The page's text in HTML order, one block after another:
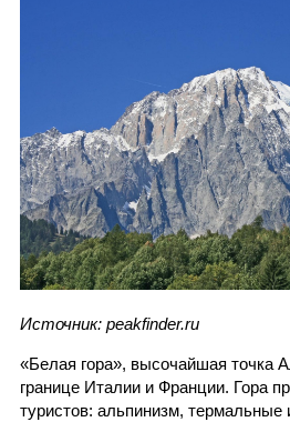
Источник: peakfinder.ru
«Белая гора», высочайшая точка
границе Италии и Франции. Гора
туристов: альпинизм, термальные